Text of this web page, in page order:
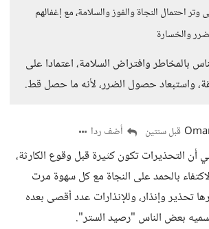
وتر احتمال النجاة والفوز والسلامة، مع إغفالهم
والخسارة
بالمخاطر وافتراض السلامة، اعتمادا على
واستبعاد حصول الضرر، لأنه ما حصل قط.
قبل سنتين أضف ردا
أن التحذيرات تكون كثيرة قبل وقوع الكارثة،
بالحمد على النجاة مع كل سهوة مرت
تحذير وإنذار، وللإنذارات عدد أقصى بعده
بعض الناس "رصيد الستر".